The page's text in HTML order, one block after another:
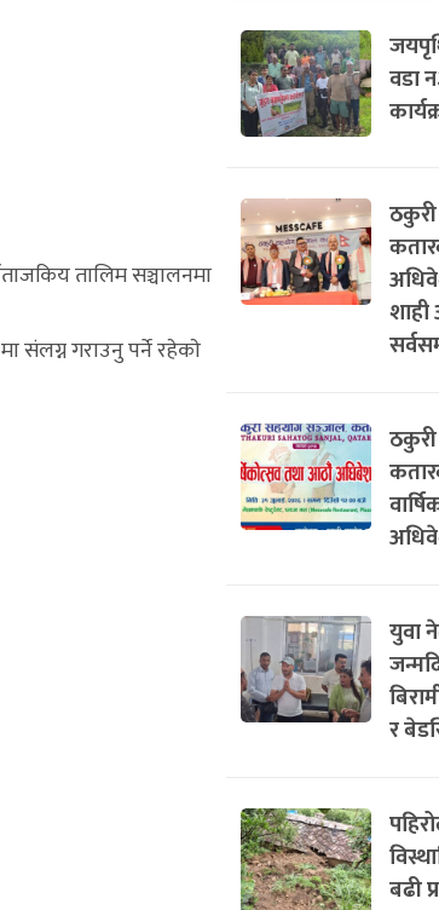
तालिम सञ्चालनमा
संलग्न गराउनु पर्ने रहेकाे
वडा
शाही
युवा
र
बढी